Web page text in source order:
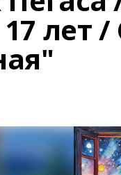
лет /